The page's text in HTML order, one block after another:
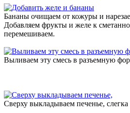
Бананы очищаем от кожуры и
Добавляем фрукты и желе к
перемешиваем.
Выливаем эту смесь в разъемную
Сверху выкладываем печенье,